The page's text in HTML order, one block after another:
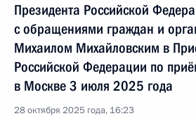
Президента Российской
с обращениями граждан и
Михаилом Михайловским в
Российской Федерации по
в Москве 3 июля 2025 года
28 октября 2025 года, 16:23